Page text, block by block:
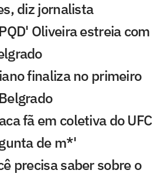
diz jornalista
Oliveira estreia com
finaliza no primeiro
fã em coletiva do UFC
de m*'
precisa saber sobre o